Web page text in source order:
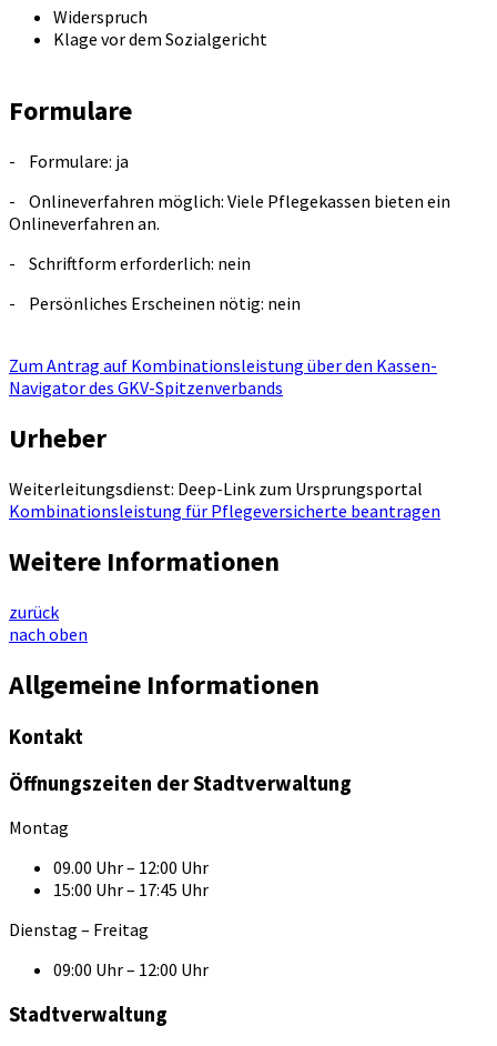
Widerspruch
Klage vor dem Sozialgericht
Formulare
- Formulare: ja
- Onlineverfahren möglich: Viele Pflegekassen bieten ein
Onlineverfahren an.
- Schriftform erforderlich: nein
- Persönliches Erscheinen nötig: nein
Zum Antrag auf Kombinationsleistung über den Kassen-
Navigator des GKV-Spitzenverbands
Urheber
Weiterleitungsdienst: Deep-Link zum Ursprungsportal
Kombinationsleistung für Pflegeversicherte beantragen
Weitere Informationen
zurück
nach oben
Allgemeine Informationen
Kontakt
Öffnungszeiten der Stadtverwaltung
Montag
09.00 Uhr – 12:00 Uhr
15:00 Uhr – 17:45 Uhr
Dienstag – Freitag
09:00 Uhr – 12:00 Uhr
Stadtverwaltung